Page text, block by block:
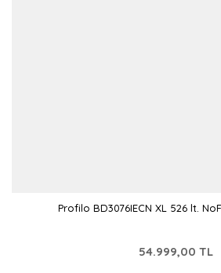
Profilo BD3076IECN XL 526 lt.
54.999,00 TL